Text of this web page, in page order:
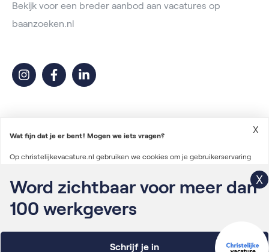
Bekijk voor een breder aanbod aan vacatures op
baanzoeken.nl
2026 © Christelijke Vacature
Voorwaarden vacatureplaatsing
Algemene voorwaarden
Onderdeel van Irys Vacaturelab
Wat fijn dat je er bent! Mogen we iets vragen?
Op christelijkevacature.nl gebruiken we cookies om je gebruikerservaring
te verbeteren en advertenties te personaliseren. We gebruiken ook cookies
om gegevens te verzamelen voor het personaliseren van content en het
meten van de effectiviteit van onze advertenties via derde partijen.
X
Word zichtbaar voor meer dan
100 werkgevers
Schrijf je in